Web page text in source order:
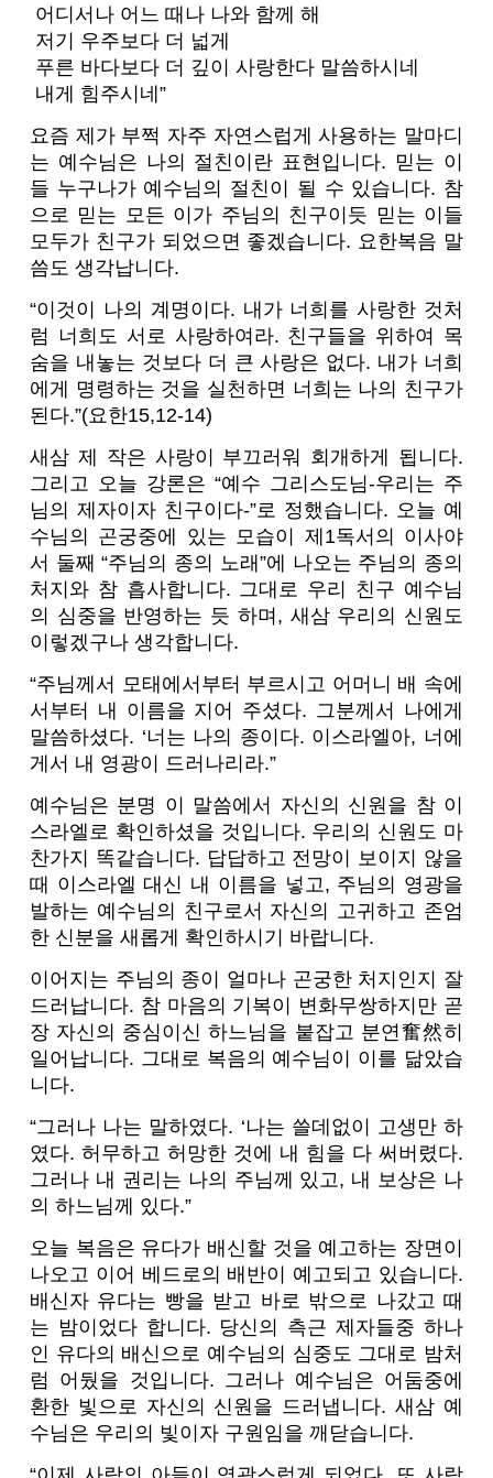
어디서나 어느 때나 나와 함께 해
저기 우주보다 더 넓게
푸른 바다보다 더 깊이 사랑한다 말씀하시네
내게 힘주시네”
요즘 제가 부쩍 자주 자연스럽게 사용하는 말마디
는 예수님은 나의 절친이란 표현입니다. 믿는 이
들 누구나가 예수님의 절친이 될 수 있습니다. 참
으로 믿는 모든 이가 주님의 친구이듯 믿는 이들
모두가 친구가 되었으면 좋겠습니다. 요한복음 말
씀도 생각납니다.
“이것이 나의 계명이다. 내가 너희를 사랑한 것처
럼 너희도 서로 사랑하여라. 친구들을 위하여 목
숨을 내놓는 것보다 더 큰 사랑은 없다. 내가 너희
에게 명령하는 것을 실천하면 너희는 나의 친구가
된다.”(요한15,12-14)
새삼 제 작은 사랑이 부끄러워 회개하게 됩니다.
그리고 오늘 강론은 “예수 그리스도님-우리는 주
님의 제자이자 친구이다-”로 정했습니다. 오늘 예
수님의 곤궁중에 있는 모습이 제1독서의 이사야
서 둘째 “주님의 종의 노래”에 나오는 주님의 종의
처지와 참 흡사합니다. 그대로 우리 친구 예수님
의 심중을 반영하는 듯 하며, 새삼 우리의 신원도
이렇겠구나 생각합니다.
“주님께서 모태에서부터 부르시고 어머니 배 속에
서부터 내 이름을 지어 주셨다. 그분께서 나에게
말씀하셨다. ‘너는 나의 종이다. 이스라엘아, 너에
게서 내 영광이 드러나리라.”
예수님은 분명 이 말씀에서 자신의 신원을 참 이
스라엘로 확인하셨을 것입니다. 우리의 신원도 마
찬가지 똑같습니다. 답답하고 전망이 보이지 않을
때 이스라엘 대신 내 이름을 넣고, 주님의 영광을
발하는 예수님의 친구로서 자신의 고귀하고 존엄
한 신분을 새롭게 확인하시기 바랍니다.
이어지는 주님의 종이 얼마나 곤궁한 처지인지 잘
드러납니다. 참 마음의 기복이 변화무쌍하지만 곧
장 자신의 중심이신 하느님을 붙잡고 분연奮然히
일어납니다. 그대로 복음의 예수님이 이를 닮았습
니다.
“그러나 나는 말하였다. ‘나는 쓸데없이 고생만 하
였다. 허무하고 허망한 것에 내 힘을 다 써버렸다.
그러나 내 권리는 나의 주님께 있고, 내 보상은 나
의 하느님께 있다.”
오늘 복음은 유다가 배신할 것을 예고하는 장면이
나오고 이어 베드로의 배반이 예고되고 있습니다.
배신자 유다는 빵을 받고 바로 밖으로 나갔고 때
는 밤이었다 합니다. 당신의 측근 제자들중 하나
인 유다의 배신으로 예수님의 심중도 그대로 밤처
럼 어뒀을 것입니다. 그러나 예수님은 어둠중에
환한 빛으로 자신의 신원을 드러냅니다. 새삼 예
수님은 우리의 빛이자 구원임을 깨닫습니다.